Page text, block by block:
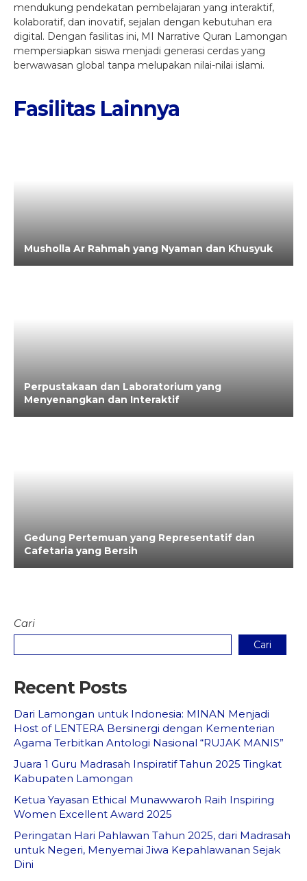
mendukung pendekatan pembelajaran yang interaktif,
kolaboratif, dan inovatif, sejalan dengan kebutuhan era
digital. Dengan fasilitas ini, MI Narrative Quran Lamongan
mempersiapkan siswa menjadi generasi cerdas yang
berwawasan global tanpa melupakan nilai-nilai islami.
Fasilitas Lainnya
Musholla Ar Rahmah yang Nyaman dan Khusyuk
Perpustakaan dan Laboratorium yang
Menyenangkan dan Interaktif
Gedung Pertemuan yang Representatif dan
Cafetaria yang Bersih
Cari
Cari
Recent Posts
Dari Lamongan untuk Indonesia: MINAN Menjadi
Host of LENTERA Bersinergi dengan Kementerian
Agama Terbitkan Antologi Nasional “RUJAK MANIS”
Juara 1 Guru Madrasah Inspiratif Tahun 2025 Tingkat
Kabupaten Lamongan
Ketua Yayasan Ethical Munawwaroh Raih Inspiring
Women Excellent Award 2025
Peringatan Hari Pahlawan Tahun 2025, dari Madrasah
untuk Negeri, Menyemai Jiwa Kepahlawanan Sejak
Dini